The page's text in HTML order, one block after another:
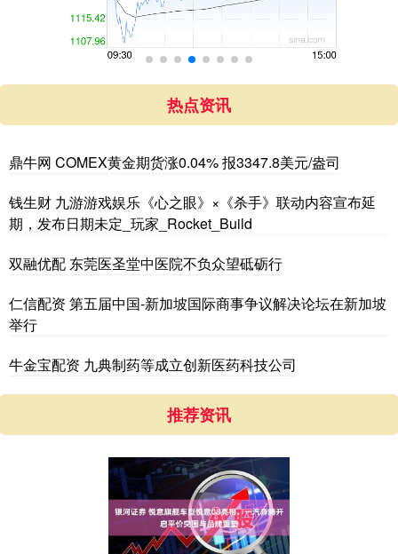
热点资讯
鼎牛网 COMEX黄金期货涨0.04% 报3347.8美元/盎司
钱生财 九游游戏娱乐《心之眼》×《杀手》联动内容宣布延
期，发布日期未定_玩家_Rocket_Build
双融优配 东莞医圣堂中医院不负众望砥砺行
仁信配资 第五届中国-新加坡国际商事争议解决论坛在新加坡
举行
牛金宝配资 九典制药等成立创新医药科技公司
推荐资讯